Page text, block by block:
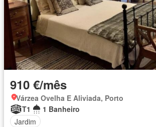
910 €/mês
Várzea Ovelha E Aliviada, Porto
T1
1 Banheiro
Jardim